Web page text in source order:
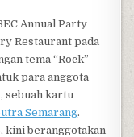
Annual Party
Restaurant pada
tema “Rock”
para anggota
, sebuah kartu
Semarang.
kini beranggotakan